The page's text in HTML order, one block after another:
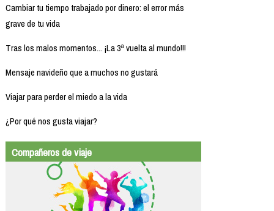
Cambiar tu tiempo trabajado por dinero: el error más
grave de tu vida
Tras los malos momentos... ¡La 3ª vuelta al mundo!!!
Mensaje navideño que a muchos no gustará
Viajar para perder el miedo a la vida
¿Por qué nos gusta viajar?
Compañeros de viaje